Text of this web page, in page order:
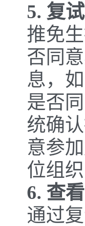
5. 复试
推免
否同
息，
是否
统确
意参
位组
6. 查
通过